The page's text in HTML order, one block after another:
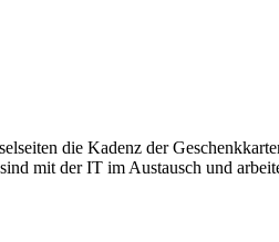
die Kadenz der
mit der IT im Austausch und